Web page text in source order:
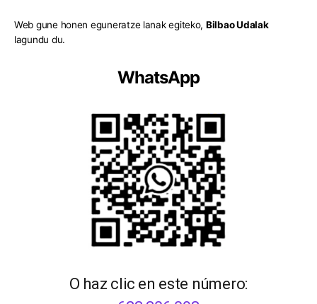
Web gune honen eguneratze lanak egiteko, Bilbao Udalak
lagundu du.
WhatsApp
O haz clic en este número: